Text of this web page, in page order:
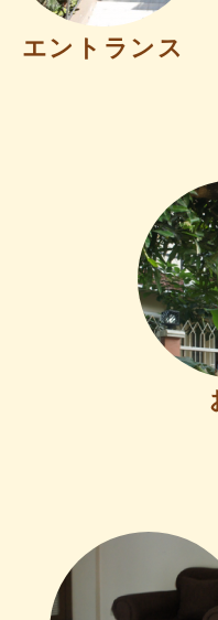
エントランス